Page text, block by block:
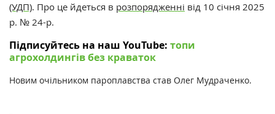
(УДП). Про це йдеться в розпорядженні від 10 січня 2025
р. № 24-р.
Підписуйтесь на наш YouTube: топи
агрохолдингів без краваток
Новим очільником пароплавства став Олег Мудраченко.